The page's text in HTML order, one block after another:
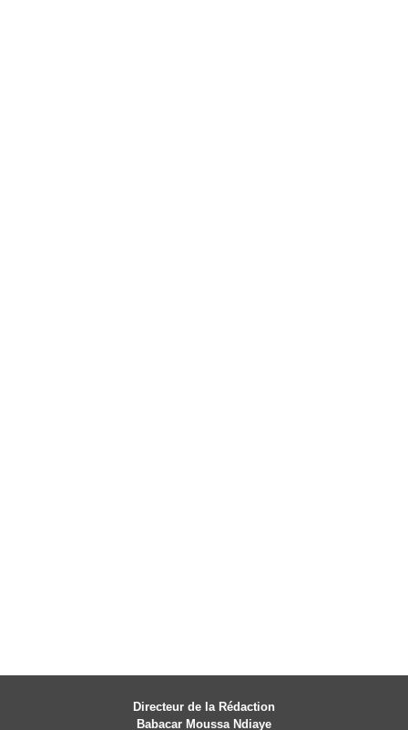
Directeur de la Rédaction
Babacar Moussa Ndiaye